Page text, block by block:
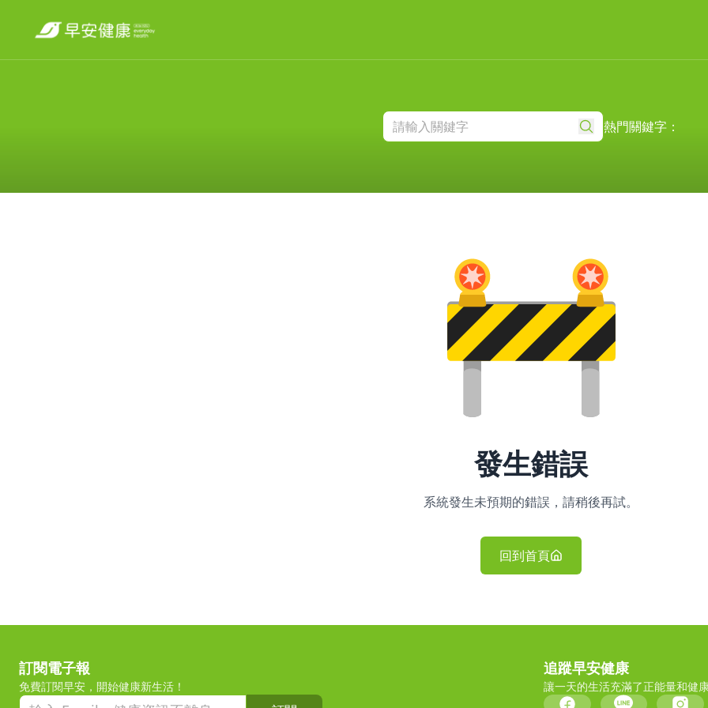
熱門關鍵字：
發生錯誤
系統發生未預期的錯誤，請稍後再試。
回到首頁
訂閱電子報
免費訂閱早安，開始健康新生活！
追蹤早安健康
讓一天的生活充滿了正能量和健